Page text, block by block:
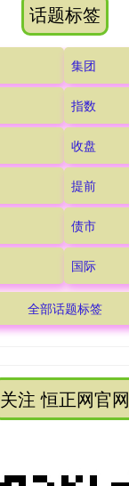
话题标签
集团
指数
收盘
提前
债市
国际
全部话题标签
关注 恒正网官网